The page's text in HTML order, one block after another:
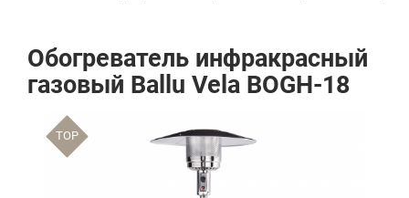
Обогреватель инфракрасный
газовый Ballu Vela BOGH-18
TOP